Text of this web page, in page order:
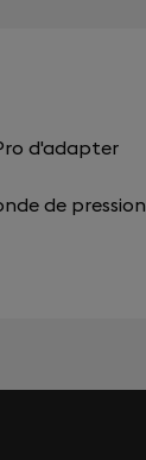
d'adapter
de pression